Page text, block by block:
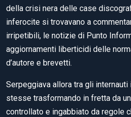
della crisi nera delle case
inferocite si trovavano a
irripetibili, le notizie di Punto
aggiornamenti liberticidi delle
d’autore e brevetti.
Serpeggiava allora tra gli
stesse trasformando in fretta da
controllato e ingabbiato da regole